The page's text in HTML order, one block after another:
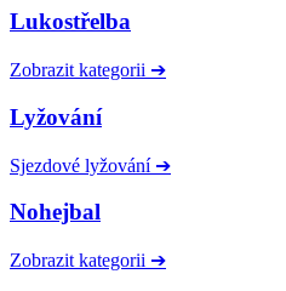
Lukostřelba
Zobrazit kategorii ➔
Lyžování
Sjezdové lyžování ➔
Nohejbal
Zobrazit kategorii ➔